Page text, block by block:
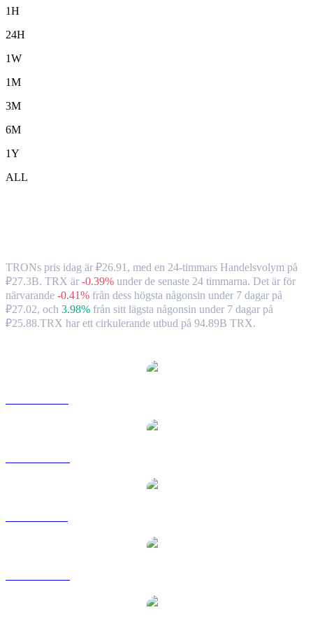
1H
24H
1W
1M
3M
6M
1Y
ALL
TRONs pris idag är ₽26.91, med en 24-timmars Handelsvolym på
₽27.3B. TRX är -0.39% under de senaste 24 timmarna. Det är för
närvarande -0.41% från dess högsta någonsin under 7 dagar på
₽27.02, och 3.98% från sitt lägsta någonsin under 7 dagar på
₽25.88.TRX har ett cirkulerande utbud på 94.89B TRX.